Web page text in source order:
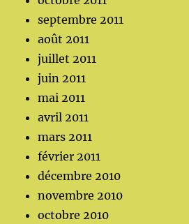
septembre 2011
août 2011
juillet 2011
juin 2011
mai 2011
avril 2011
mars 2011
février 2011
décembre 2010
novembre 2010
octobre 2010